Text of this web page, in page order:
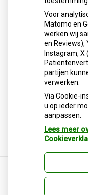
Wilt u dat
elektronisch kunnen
toestemming geven
vraagt. Daarnaast
inleveren bij uw
online regelen op
meerdere
willen delen. Geeft u
toestemming. U kunt
Bekijk de
Het formulier
Voor
Matomo en
werken wij
en Reviews),
Instagram,
partijen
verwerken.
Via Cookie-
u op ieder
aanpassen.
Lees meer